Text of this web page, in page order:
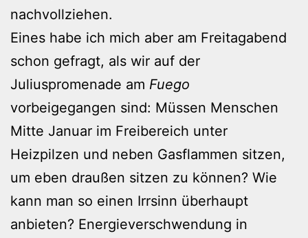
nachvollziehen.
Eines habe ich mich aber am Freitagabend
schon gefragt, als wir auf der
Juliuspromenade am Fuego
vorbeigegangen sind: Müssen Menschen
Mitte Januar im Freibereich unter
Heizpilzen und neben Gasflammen sitzen,
um eben draußen sitzen zu können? Wie
kann man so einen Irrsinn überhaupt
anbieten? Energieverschwendung in